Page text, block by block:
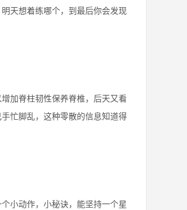
天想着练哪个，到最后你会发现
加脊柱韧性保养脊椎，后天又看
忙脚乱，这种零散的信息知道得
小动作，小秘诀，能坚持一个星